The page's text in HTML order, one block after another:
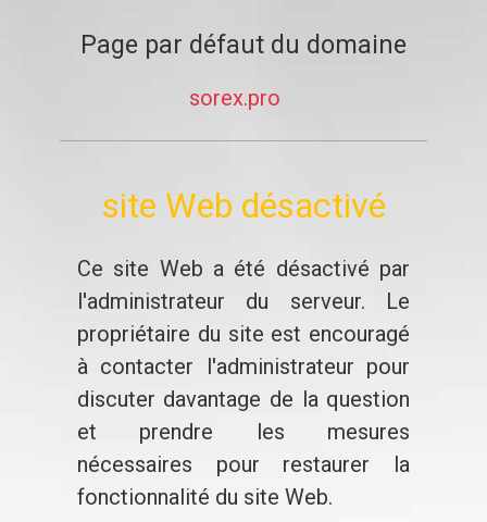
Page par défaut du domaine
sorex.pro
site Web désactivé
Ce site Web a été désactivé par
l'administrateur du serveur. Le
propriétaire du site est encouragé
à contacter l'administrateur pour
discuter davantage de la question
et prendre les mesures
nécessaires pour restaurer la
fonctionnalité du site Web.